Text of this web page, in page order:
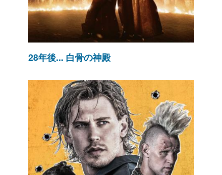
28年後... 白骨の神殿